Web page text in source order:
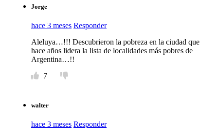
Jorge
hace 3 meses Responder
Aleluya…!!! Descubrieron la pobreza en la ciudad que
hace años lidera la lista de localidades más pobres de
Argentina…!!
7
walter
hace 3 meses Responder